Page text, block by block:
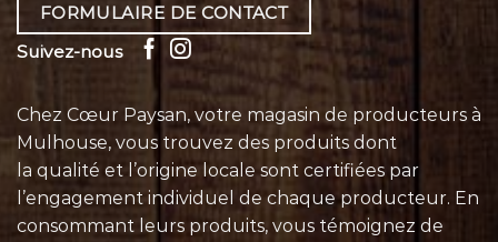
FORMULAIRE DE CONTACT
Suivez-nous
Chez Cœur Paysan, votre magasin de producteurs à
Mulhouse, vous trouvez des produits dont
la qualité et l’origine locale sont certifiées par
l’engagement individuel de chaqueproducteur. En
consommant leurs produits, vous témoignez de